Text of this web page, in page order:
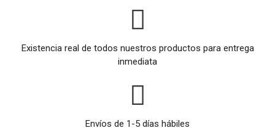
Existencia real de todos nuestros productos para entrega
inmediata
Envíos de 1-5 días hábiles